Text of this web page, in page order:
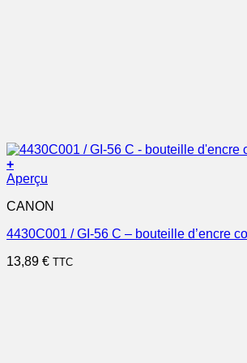
+
Aperçu
CANON
4430C001 / GI-56 C – bouteille d’encre
13,89 € TTC